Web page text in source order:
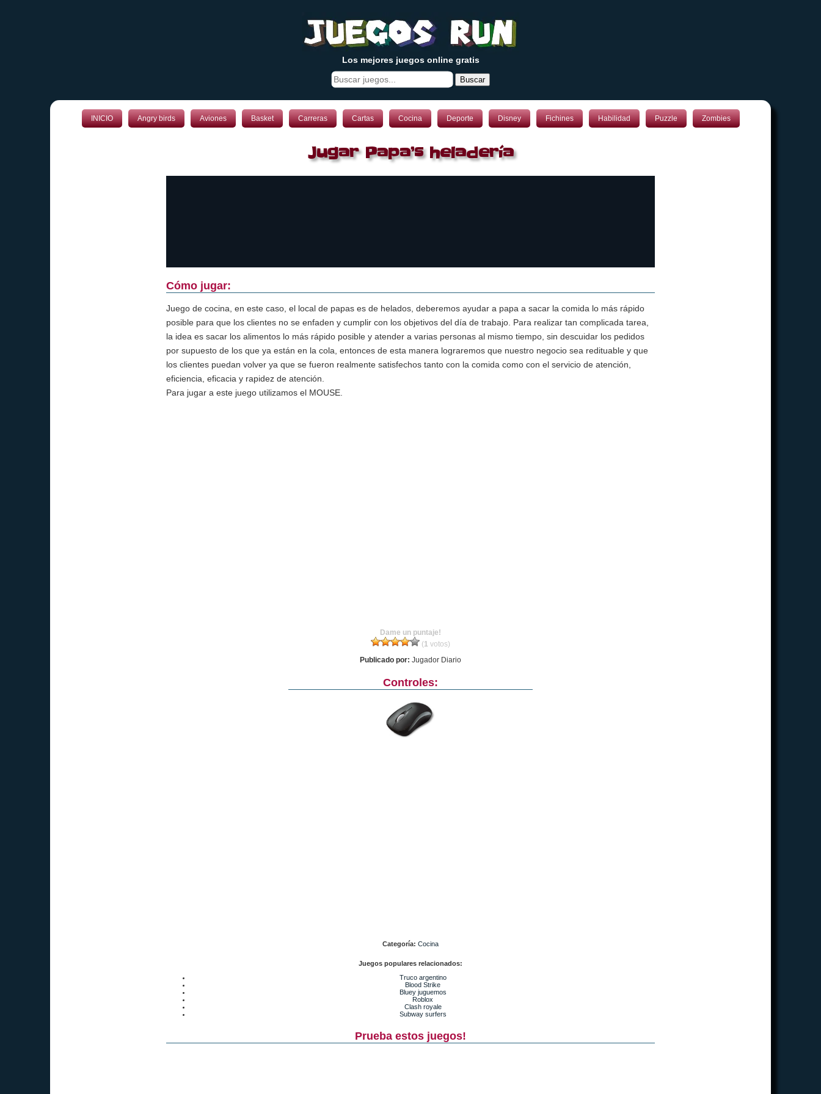
Los mejores juegos online gratis
Buscar
INICIO Angry birds Aviones Basket Carreras Cartas Cocina Deporte Disney Fichines Habilidad Puzzle Zombies
Jugar Papa’s heladería
Cómo jugar:
Juego de cocina, en este caso, el local de papas es de helados, deberemos ayudar a papa a sacar la comida lo más rápido
posible para que los clientes no se enfaden y cumplir con los objetivos del día de trabajo. Para realizar tan complicada tarea,
la idea es sacar los alimentos lo más rápido posible y atender a varias personas al mismo tiempo, sin descuidar los pedidos
por supuesto de los que ya están en la cola, entonces de esta manera lograremos que nuestro negocio sea redituable y que
los clientes puedan volver ya que se fueron realmente satisfechos tanto con la comida como con el servicio de atención,
eficiencia, eficacia y rapidez de atención.
Para jugar a este juego utilizamos el MOUSE.
Dame un puntaje!
(1 votos)
Publicado por: Jugador Diario
Controles:
Categoría: Cocina
Juegos populares relacionados:
Truco argentino
Blood Strike
Bluey juguemos
Roblox
Clash royale
Subway surfers
Prueba estos juegos!